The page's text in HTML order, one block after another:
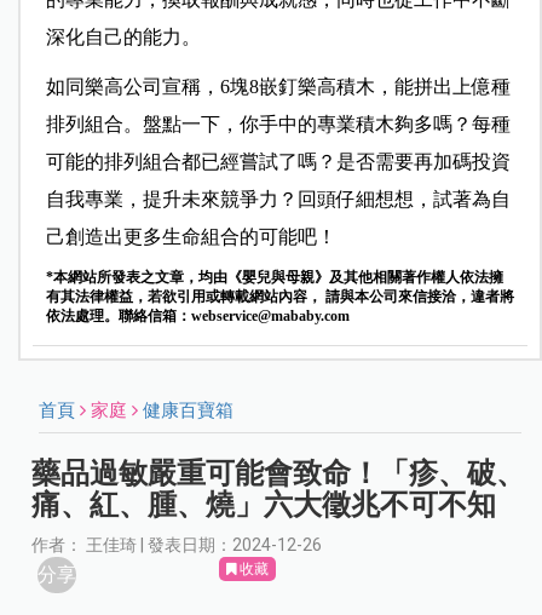
深化自己的能力。
如同樂高公司宣稱，6塊8嵌釘樂高積木，能拼出上億種
排列組合。盤點一下，你手中的專業積木夠多嗎？每種
可能的排列組合都已經嘗試了嗎？是否需要再加碼投資
自我專業，提升未來競爭力？回頭仔細想想，試著為自
己創造出更多生命組合的可能吧！
*本網站所發表之文章，均由《嬰兒與母親》及其他相關著作權人依法擁
有其法律權益，若欲引用或轉載網站內容， 請與本公司來信接洽，違者將
依法處理。聯絡信箱： webservice@mababy.com
首頁 家庭 健康百寶箱
藥品過敏嚴重可能會致命！「疹、破、
痛、紅、腫、燒」六大徵兆不可不知
作者： 王佳琦 | 發表日期：2024-12-26
分享 收藏